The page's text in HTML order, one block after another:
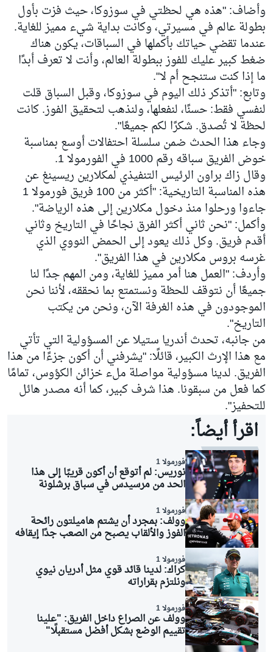
وأضاف: "هذه هي لحظتي في سوزوكا، حيث فزت بأول
بطولة عالم في مسيرتي، وكانت بداية شيء مميز للغاية.
عندما تقضي حياتك بأكملها في السباقات، يكون هناك
ضغط كبير عليك للفوز ببطولة العالم، وأنت لا تعرف أبدًا
ما إذا كنت ستنجح أم لا".
وتابع: "أتذكر ذلك اليوم في سوزوكا، وقبل السباق قلت
لنفسي فقط: حسنًا، لنفعلها، ولنذهب لتحقيق الفوز. كانت
لحظة لا تُصدق. شكرًا لكم جميعًا".
وجاء هذا الحدث ضمن سلسلة احتفالات أوسع بمناسبة
خوض الفريق سباقه رقم 1000 في الفورمولا 1.
وقال زاك براون الرئيس التنفيذي لمكلارين ريسينغ عن
هذه المناسبة التاريخية: "أكثر من 100 فريق فورمولا 1
جاءوا ورحلوا منذ دخول مكلارين إلى هذه الرياضة".
وأكمل: "نحن ثاني أكثر الفرق نجاحًا في التاريخ وثاني
أقدم فريق. وكل ذلك يعود إلى الحمض النووي الذي
غرسه بروس مكلارين في هذا الفريق".
وأردف: "العمل هنا أمر مميز للغاية، ومن المهم جدًا لنا
جميعًا أن نتوقف للحظة ونستمتع بما نحققه، لأننا نحن
الموجودون في هذه الغرفة الآن، ونحن من يكتب
التاريخ".
من جانبه، تحدث أندريا ستيلا عن المسؤولية التي تأتي
مع هذا الإرث الكبير، قائلًا: "يشرفني أن أكون جزءًا من هذا
الفريق. لدينا مسؤولية مواصلة ملء خزائن الكؤوس، تمامًا
كما فعل من سبقونا. هذا شرف كبير، كما أنه مصدر هائل
للتحفيز".
اقرأ أيضاً:
فورمولا 1
نوريس: لم أتوقع أن أكون قريبًا إلى هذا
الحد من مرسيدس في سباق برشلونة
فورمولا 1
وولف: بمجرد أن يشتم هاميلتون رائحة
الفوز والألقاب يصبح من الصعب جدًا إيقافه
فورمولا 1
كراك: لدينا قائد قوي مثل أدريان نيوي
ونلتزم بقراراته
فورمولا 1
وولف عن الصراع داخل الفريق: "علينا
تقييم الوضع بشكل أفضل مستقبلًا"